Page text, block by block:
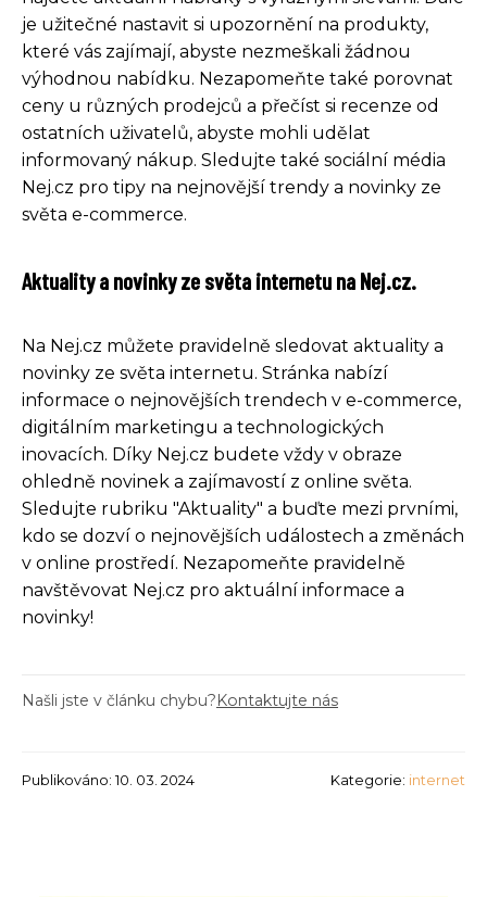
je užitečné nastavit si upozornění na produkty,
které vás zajímají, abyste nezmeškali žádnou
výhodnou nabídku. Nezapomeňte také porovnat
ceny u různých prodejců a přečíst si recenze od
ostatních uživatelů, abyste mohli udělat
informovaný nákup. Sledujte také sociální média
Nej.cz pro tipy na nejnovější trendy a novinky ze
světa e-commerce.
Aktuality a novinky ze světa internetu na Nej.cz.
Na Nej.cz můžete pravidelně sledovat aktuality a
novinky ze světa internetu. Stránka nabízí
informace o nejnovějších trendech v e-commerce,
digitálním marketingu a technologických
inovacích. Díky Nej.cz budete vždy v obraze
ohledně novinek a zajímavostí z online světa.
Sledujte rubriku "Aktuality" a buďte mezi prvními,
kdo se dozví o nejnovějších událostech a změnách
v online prostředí. Nezapomeňte pravidelně
navštěvovat Nej.cz pro aktuální informace a
novinky!
Našli jste v článku chybu?Kontaktujte nás
Publikováno: 10. 03. 2024 Kategorie: internet